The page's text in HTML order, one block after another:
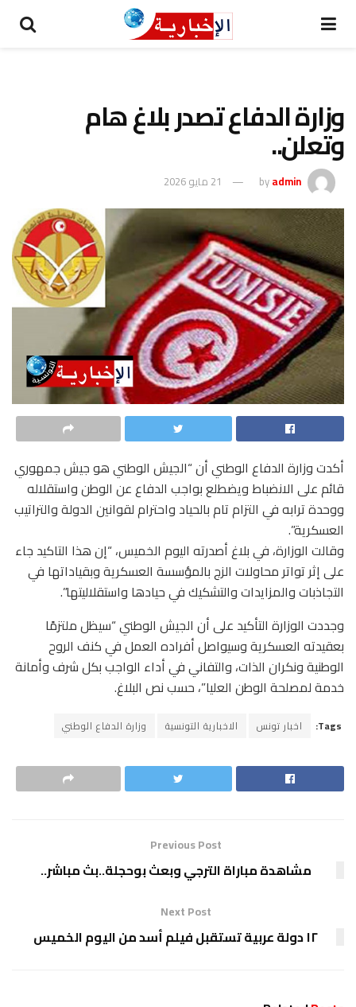
وزارة الدفاع تصدر بلاغ هام
وتعلن..
byadmin 21 مايو 2026
أكدت وزارة الدفاع الوطني أن “الجيش الوطني هو جيش جمهوري
قائم على الانضباط ويضطلع بواجب الدفاع عن الوطن واستقلاله
ووحدة ترابه في التزام تام بالحياد واحترام لقوانين الدولة والتراتيب
العسكرية”.
وقالت الوزارة، في بلاغ أصدرته اليوم الخميس، “إن هذا التاكيد جاء
على إثر تواتر محاولات الزج بالمؤسسة العسكرية وبقياداتها في
التجاذبات والمزايدات والتشكيك في حيادها واستقلاليتها”.
وجددت الوزارة التأكيد على أن الجيش الوطني “سيظل ملتزمًا
بعقيدته العسكرية وسيواصل أفراده العمل في كنف الروح
الوطنية ونكران الذات، والتفاني في أداء الواجب بكل شرف وأمانة
خدمة لمصلحة الوطن العليا”، حسب نص البلاغ.
Tags: اخبار تونس الاخبارية التونسية وزارة الدفاع الوطني
Previous Post
مشاهدة مباراة الترجي وبعث بوحجلة..بث مباشر..
Next Post
١٢ دولة عربية تستقبل فيلم أسد من اليوم الخميس